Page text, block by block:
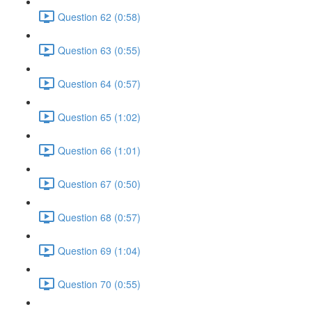
Question 62 (0:58)
Question 63 (0:55)
Question 64 (0:57)
Question 65 (1:02)
Question 66 (1:01)
Question 67 (0:50)
Question 68 (0:57)
Question 69 (1:04)
Question 70 (0:55)